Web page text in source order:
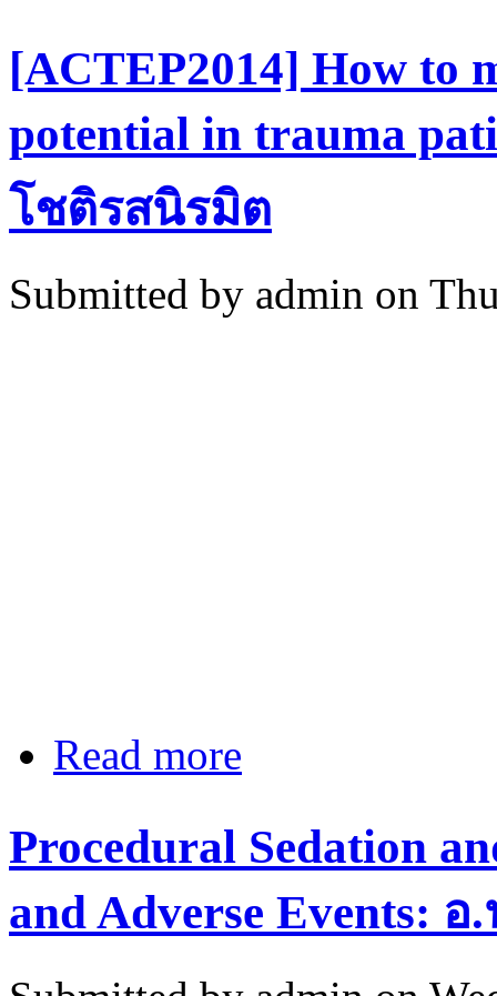
[ACTEP2014] How to
potential in trauma
โชติรสนิรมิต
Submitted by admin on
Read more
Procedural Sedation
and Adverse Events: